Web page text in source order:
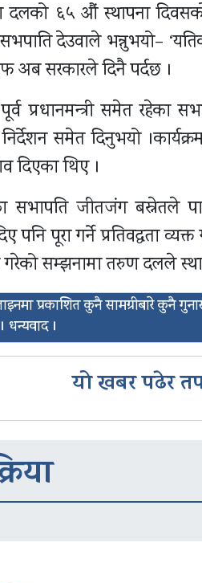
६५ औं स्थापना
देउवाले भन्नुभयो–
अब सरकारले दिनै पर्दछ ।
पूर्व प्रधानमन्त्री समेत
निर्देशन समेत दिनुभयो
दिएका थिए ।
जीतजंग बस्नेतले
पनि पूरा गर्ने प्रतिवद्धता
सम्झनामा तरुण दलले
प्रकाशित कुनै सामग्रीबारे कुनै
धन्यवाद ।
यो खबर पढेर